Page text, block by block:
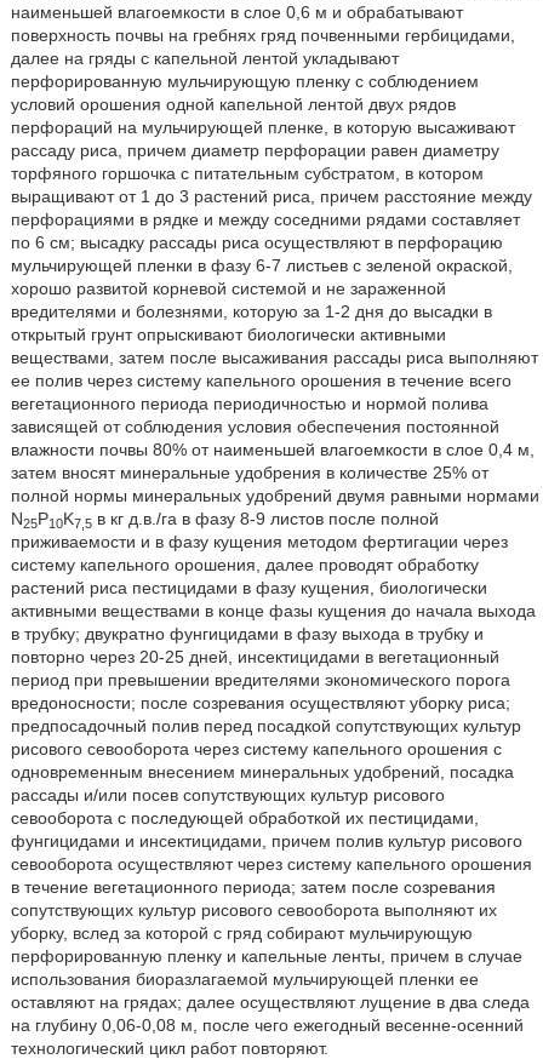
наименьшей влагоемкости в слое 0,6 м и обрабатывают
поверхность почвы на гребнях гряд почвенными гербицидами,
далее на гряды с капельной лентой укладывают
перфорированную мульчирующую пленку с соблюдением
условий орошения одной капельной лентой двух рядов
перфораций на мульчирующей пленке, в которую высаживают
рассаду риса, причем диаметр перфорации равен диаметру
торфяного горшочка с питательным субстратом, в котором
выращивают от 1 до 3 растений риса, причем расстояние между
перфорациями в рядке и между соседними рядами составляет
по 6 см; высадку рассады риса осуществляют в перфорацию
мульчирующей пленки в фазу 6-7 листьев с зеленой окраской,
хорошо развитой корневой системой и не зараженной
вредителями и болезнями, которую за 1-2 дня до высадки в
открытый грунт опрыскивают биологически активными
веществами, затем после высаживания рассады риса выполняют
ее полив через систему капельного орошения в течение всего
вегетационного периода периодичностью и нормой полива
зависящей от соблюдения условия обеспечения постоянной
влажности почвы 80% от наименьшей влагоемкости в слое 0,4 м,
затем вносят минеральные удобрения в количестве 25% от
полной нормы минеральных удобрений двумя равными нормами
N25P10K7,5в кг д.в./га в фазу 8-9 листов после полной
приживаемости и в фазу кущения методом фертигации через
систему капельного орошения, далее проводят обработку
растений риса пестицидами в фазу кущения, биологически
активными веществами в конце фазы кущения до начала выхода
в трубку; двукратно фунгицидами в фазу выхода в трубку и
повторно через 20-25 дней, инсектицидами в вегетационный
период при превышении вредителями экономического порога
вредоносности; после созревания осуществляют уборку риса;
предпосадочный полив перед посадкой сопутствующих культур
рисового севооборота через систему капельного орошения с
одновременным внесением минеральных удобрений, посадка
рассады и/или посев сопутствующих культур рисового
севооборота с последующей обработкой их пестицидами,
фунгицидами и инсектицидами, причем полив культур рисового
севооборота осуществляют через систему капельного орошения
в течение вегетационного периода; затем после созревания
сопутствующих культур рисового севооборота выполняют их
уборку, вслед за которой с гряд собирают мульчирующую
перфорированную пленку и капельные ленты, причем в случае
использования биоразлагаемой мульчирующей пленки ее
оставляют на грядах; далее осуществляют лущение в два следа
на глубину 0,06-0,08 м, после чего ежегодный весенне-осенний
технологический цикл работ повторяют.